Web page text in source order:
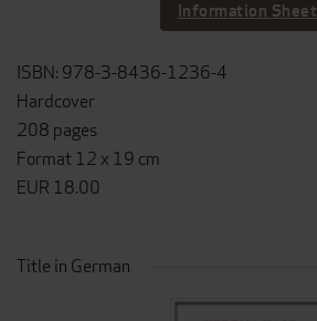
Information Sheet
ISBN: 978-3-8436-1236-4
Hardcover
208 pages
Format 12 x 19 cm
EUR 18.00
Title in German